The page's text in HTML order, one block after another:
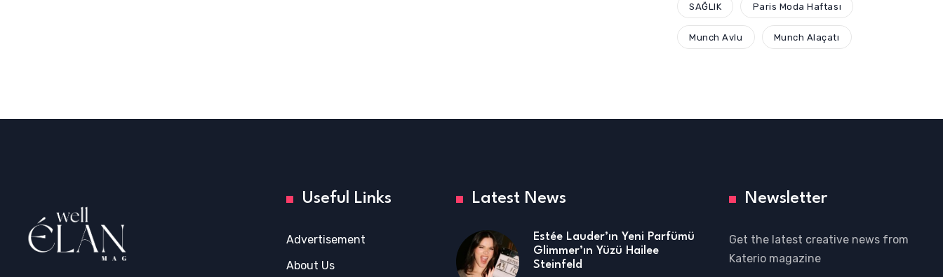
SAĞLIK Paris Moda Haftası
Munch Avlu Munch Alaçatı
Useful Links
Advertisement
About Us
Latest News
Estée Lauder’ın Yeni Parfümü
Glimmer’ın Yüzü Hailee
Steinfeld
Newsletter
Get the latest creative news from
Katerio magazine